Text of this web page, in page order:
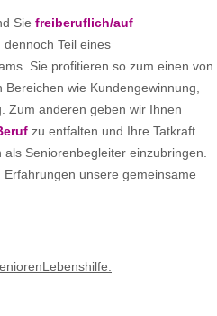
Sie freiberuflich/auf
dennoch Teil eines
Sie profitieren so zum einen von
wie Kundengewinnung,
Zum anderen geben wir Ihnen
zu entfalten und Ihre Tatkraft
Seniorenbegleiter einzubringen.
unsere gemeinsame